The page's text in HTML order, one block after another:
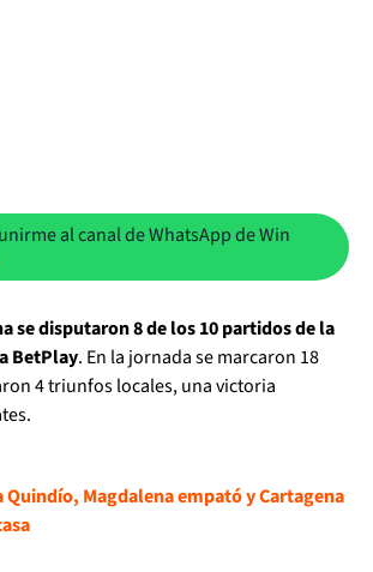
al canal de WhatsApp de Win
se disputaron 8 de los 10 partidos de la
BetPlay. En la jornada se marcaron 18
4 triunfos locales, una victoria
Quindío, Magdalena empató y Cartagena